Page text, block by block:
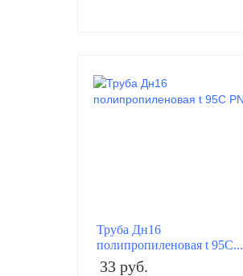
Труба Дн16
полипропиленовая t 95C...
33 руб.